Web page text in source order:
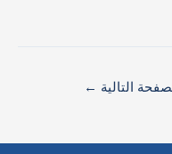
التالية ←